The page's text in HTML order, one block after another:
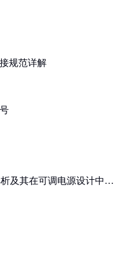
规范详解
及其在可调电源设计中的